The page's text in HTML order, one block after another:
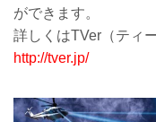
ができます。
詳しくはTVer（ティ
http://tver.jp/